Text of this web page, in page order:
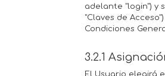
adelante "login") y
"Claves de
Condiciones
3.2.1
El Usuario elegirá